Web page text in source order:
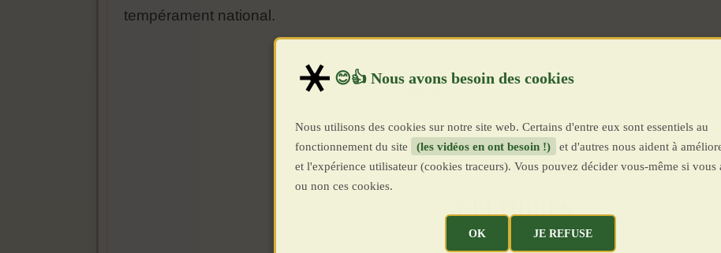
tempérament national.
Nous utilisons des cookies sur notre site web. Certains d'entre eux sont essentiels au
fonctionnement du site
(les vidéos en ont besoin !)
et d'autres nous aident à
et l'expérience utilisateur (cookies traceurs). Vous pouvez décider vous-même si vous
ou non ces cookies.
OK JE REFUSE